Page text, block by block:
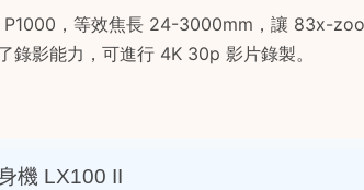
，等效焦長 24-3000mm，讓 83x-
錄影能力，可進行 4K 30p 影片錄製。
機 LX100 II